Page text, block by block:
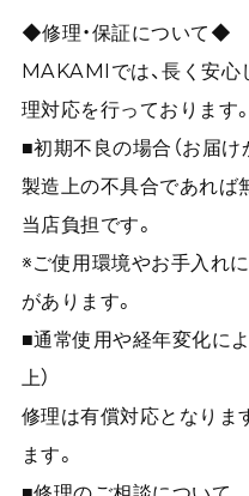
◆修理・保証について◆
MAKAMIでは、長く安心
理対応を行っております。
■初期不良の場合（お届け
製造上の不具合であれば
当店負担です。
※ご使用環境やお手入れ
があります。
■通常使用や経年変化に
上）
修理は有償対応となりま
ます。